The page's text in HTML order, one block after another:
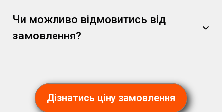
(за умови, що вони не суперечать початковим
Чи можливо відмовитись від
замовлення?
Дізнатись ціну замовлення